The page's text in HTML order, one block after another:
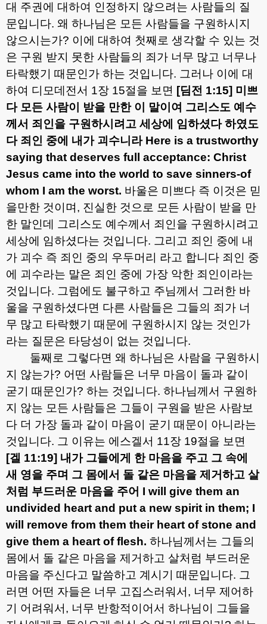
대 주권에 대하여 인정하지 않으려는 사람들의 질
문입니다. 왜 하나님은 모든 사람들을 구원하시지
않으시는가? 이에 대하여 첫째로 생각할 수 있는 것
은 구원 받지 못한 사람들의 죄가 너무 많고 너무나
타락했기 때문인가 하는 것입니다. 그러나 이에 대
하여 디모데전서 1장 15절을 보면 [딤전 1:15] 미쁘
다 모든 사람이 받을 만한 이 말이여 그리스도 예수
께서 죄인을 구원하시려고 세상에 임하셨다 하였도
다 죄인 중에 내가 괴수니라Here is a trustworthy
saying that deserves full acceptance: Christ
Jesus came into the world to save sinners-of
whom I am the worst. 바울은 미쁘다 즉 이것은 믿
을만한 것이며 , 진실한 것으로 모든 사람이 받을 만
한 말인데 그리스도 예수께서 죄인을 구원하시려고
세상에 임하셨다는 것입니다. 그리고 죄인 중에 내
가 괴수 즉 죄인 중의 우두머리 라고 합니다 죄인 중
에 괴수라는 말은 죄인 중에 가장 악한 죄인이라는
것입니다. 그럼에도 불구하고 주님께서 그러한 바
울을 구원하셨다면 다른 사람들은 그들의 죄가 너
무 많고 타락했기 때문에 구원하시지 않는 것인가
라는 질문은 타당성이 없는 것입니다.
둘째로 그렇다면 왜 하나님은 사람을 구원하시
지 않는가? 어떤 사람들은 너무 마음이 돌과 같이
굳기 때문인가? 하는 것입니다. 하나님께서 구원하
지 않는 모든 사람들은 그들이 구원을 받은 사람보
다 더 가장 돌과 같이 마음이 굳기 때문이 아니라는
것입니다. 그 이유는 에스겔서 11장 19절을 보면
[겔 11:19] 내가 그들에게 한 마음을 주고 그 속에
새 영을 주며 그 몸에서 돌 같은 마음을 제거하고 살
처럼 부드러운 마음을 주어 I will give them an
undivided heart and put a new spirit in them; I
will remove from them their heart of stone and
give them a heart of flesh. 하나님께서는 그들의
몸에서 돌 같은 마음을 제거하고 살처럼 부드러운
마음을 주신다고 말씀하고 계시기 때문입니다. 그
러면 어떤 자들은 너무 고집스러워서 , 너무 제어하
기 어려워서 , 너무 반항적이어서 하나님이 그들을